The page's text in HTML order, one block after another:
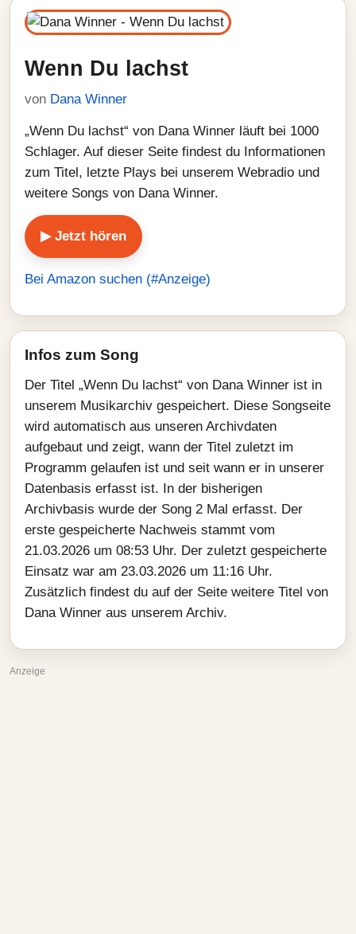
Wenn Du lachst
von Dana Winner
„Wenn Du lachst“ von Dana Winner läuft bei 1000
Schlager. Auf dieser Seite findest du Informationen
zum Titel, letzte Plays bei unserem Webradio und
weitere Songs von Dana Winner.
▶ Jetzt hören
Bei Amazon suchen (#Anzeige)
Infos zum Song
Der Titel „Wenn Du lachst“ von Dana Winner ist in
unserem Musikarchiv gespeichert. Diese Songseite
wird automatisch aus unseren Archivdaten
aufgebaut und zeigt, wann der Titel zuletzt im
Programm gelaufen ist und seit wann er in unserer
Datenbasis erfasst ist. In der bisherigen
Archivbasis wurde der Song 2 Mal erfasst. Der
erste gespeicherte Nachweis stammt vom
21.03.2026 um 08:53 Uhr. Der zuletzt gespeicherte
Einsatz war am 23.03.2026 um 11:16 Uhr.
Zusätzlich findest du auf der Seite weitere Titel von
Dana Winner aus unserem Archiv.
Anzeige